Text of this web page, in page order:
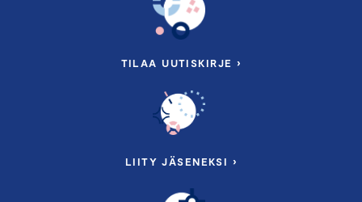
TILAA UUTISKIRJE ›
LIITY JÄSENEKSI ›